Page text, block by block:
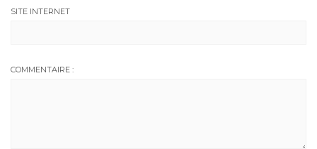
SITE INTERNET
COMMENTAIRE :